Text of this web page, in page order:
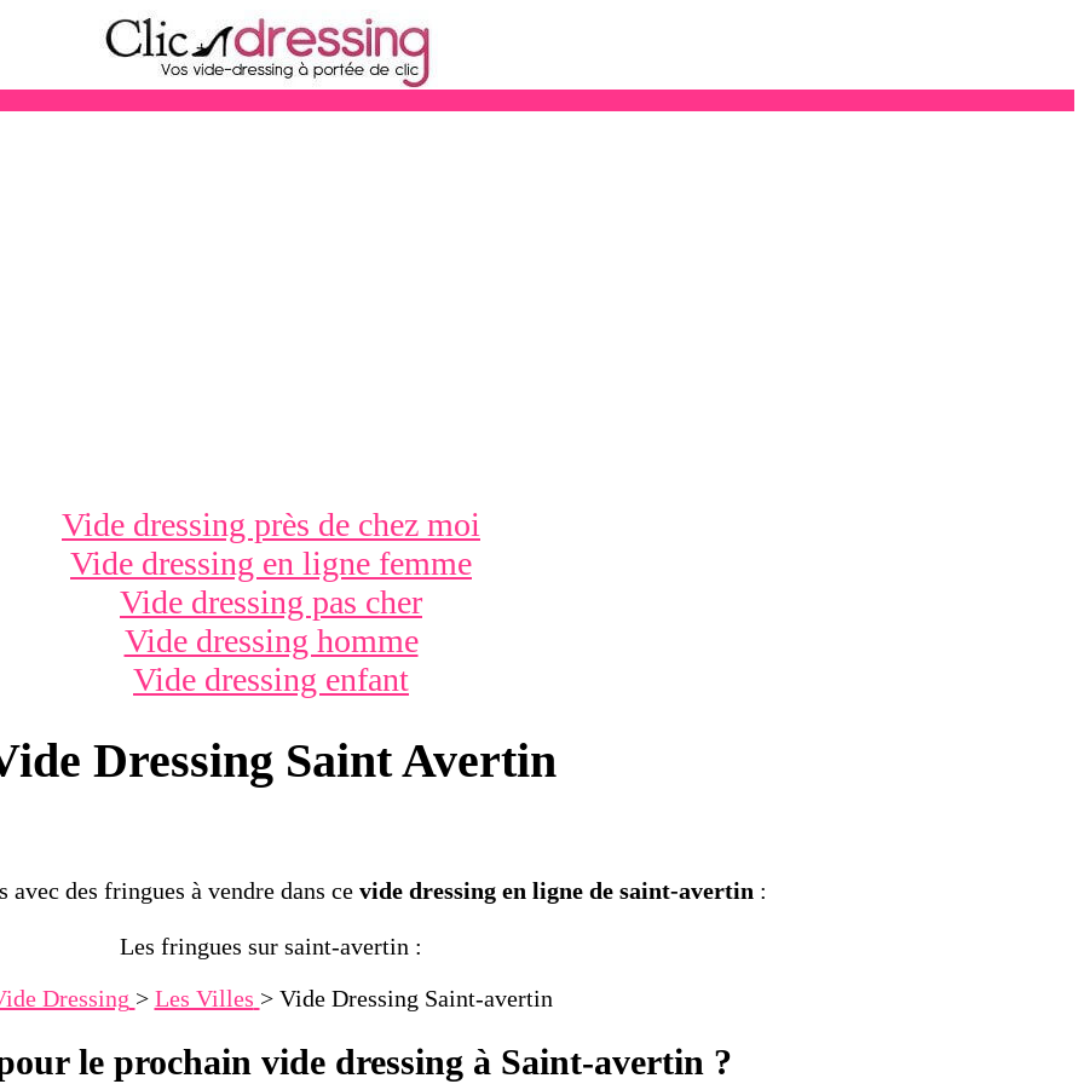
Vide dressing près de chez moi
Vide dressing en ligne femme
Vide dressing pas cher
Vide dressing homme
Vide dressing enfant
Dressing Saint Avertin
avec des fringues à vendre dans ce vide dressing en ligne de saint-avertin :
Les fringues sur saint-avertin :
Dressing > Les Villes > Vide Dressing Saint-avertin
le prochain vide dressing à Saint-avertin ?